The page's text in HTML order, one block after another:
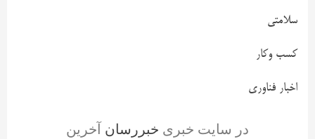
سلامتی
کسب وکار
اخبار فناوری
در سایت خبری خبررسان آخرین